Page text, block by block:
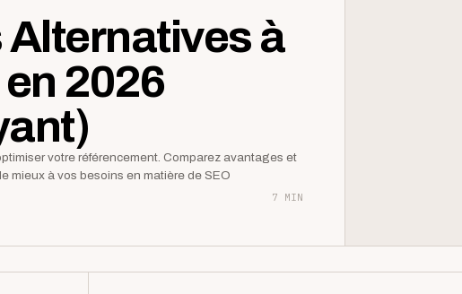
Alternatives à
2026
votre référencement. Comparez avantages et
mieux à vos besoins en matière de SEO
7 MIN